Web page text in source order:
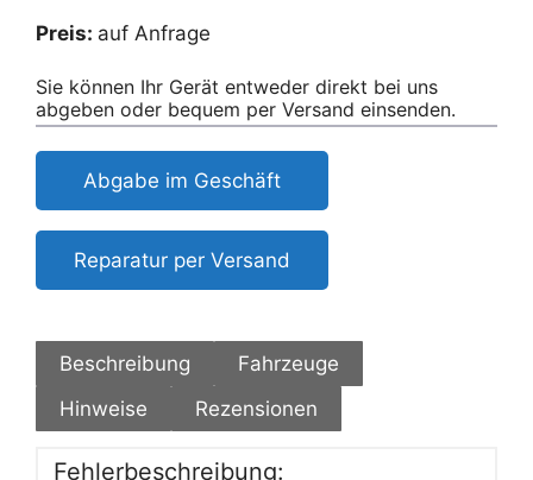
Preis: auf Anfrage
Sie können Ihr Gerät entweder direkt bei uns
abgeben oder bequem per Versand einsenden.
Abgabe im Geschäft
Reparatur per Versand
Beschreibung
Fahrzeuge
Hinweise
Rezensionen
Fehlerbeschreibung: